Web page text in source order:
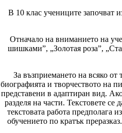
В 10 клас учениците започват
Отначало на вниманието на
шишками”, „Золотая роза”,
За възприемането на всяко
биографията и творчеството на
представени в адаптиран вид.
разделя на части. Текстовете
текстовата работа предполага
обучението по кратък